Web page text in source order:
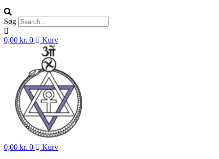
Søg
0,00 kr. 0 Kurv
0,00 kr. 0
Kurv